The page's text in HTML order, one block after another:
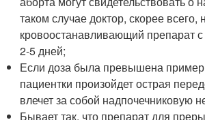
таком случае доктор, скорее всего,
кровоостанавливающий препарат
2-5 дней;
Если доза была превышена
пациентки произойдет острая
влечет за собой надпочечниковую
Бывает так, что препарат для